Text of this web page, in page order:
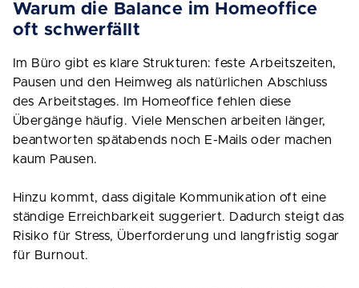
Warum die Balance im Homeoffice
oft schwerfällt
Im Büro gibt es klare Strukturen: feste Arbeitszeiten,
Pausen und den Heimweg als natürlichen Abschluss
des Arbeitstages. Im Homeoffice fehlen diese
Übergänge häufig. Viele Menschen arbeiten länger,
beantworten spätabends noch E-Mails oder machen
kaum Pausen.
Hinzu kommt, dass digitale Kommunikation oft eine
ständige Erreichbarkeit suggeriert. Dadurch steigt das
Risiko für Stress, Überforderung und langfristig sogar
für Burnout.